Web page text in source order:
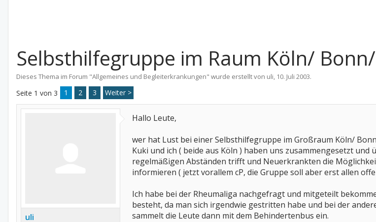
Selbsthilfegruppe im Raum Köln/
Dieses Thema im Forum "Allgemeines und Begleiterkrankungen" wurde erstellt von uli, 10. Juli 2003.
Seite 1 von 3 1 2 3 Weiter >
uli
Hallo Leute,
wer hat Lust bei einer Selbsthilfegruppe im Großraum Köln/
Kuki und ich ( beide aus Köln ) haben uns zusammengesetzt
regelmäßigen Abständen trifft und Neuerkrankten die
informieren ( jetzt vorallem cP, die Gruppe soll aber erst allen
Ich habe bei der Rheumaliga nachgefragt und mitgeteilt
besteht, da man sich irgendwie gestritten habe und bei der
sammelt die Leute dann mit dem Behindertenbus ein.